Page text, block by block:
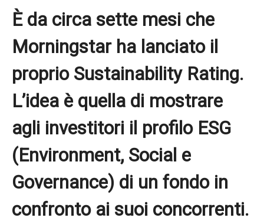
È da circa sette mesi che
Morningstar ha lanciato il
proprio Sustainability Rating.
L’idea è quella di mostrare
agli investitori il profilo ESG
(Environment, Social e
Governance) di un fondo in
confronto ai suoi concorrenti.